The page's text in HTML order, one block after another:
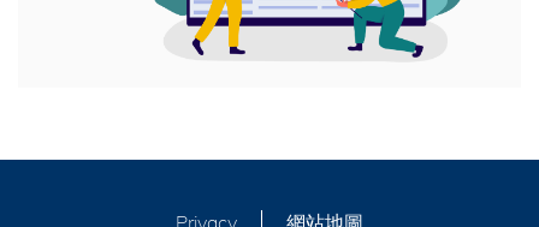
Privacy 網站地圖